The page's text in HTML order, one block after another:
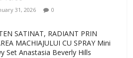
31, 2026 0
SATINAT, RADIANT PRIN
MACHIAJULUI CU SPRAY Mini
Set Anastasia Beverly Hills